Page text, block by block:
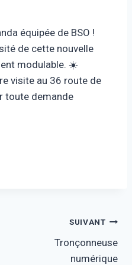
équipée de BSO !
de cette nouvelle
modulable. ☀️
visite au 36 route de
toute demande
SUIVANT
Tronçonneuse
numérique